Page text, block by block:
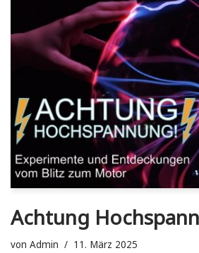
Achtung
von Admin 11. März 2025